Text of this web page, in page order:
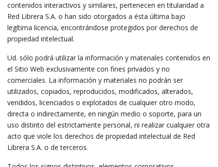
contenidos interactivos y similares, pertenecen en titularidad a
Red Librera S.A. o han sido otorgados a ésta última bajo
legítima licencia, encontrándose protegidos por derechos de
propiedad intelectual.
Ud. sólo podrá utilizar la información y materiales contenidos en
el Sitio Web exclusivamente con fines privados y no
comerciales. La información y materiales no podrán ser
utilizados, copiados, reproducidos, modificados, alterados,
vendidos, licenciados o explotados de cualquier otro modo,
directa o indirectamente, en ningún medio o soporte, para un
uso distinto del estrictamente personal, ni realizar cualquier otra
acto que viole los derechos de propiedad intelectual de Red
Librera S.A. o de terceros.